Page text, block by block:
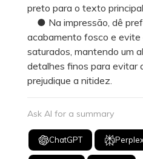
preto para o texto principal.
● Na impressão, dê
acabamento fosco e
saturados, mantendo um
detalhes finos para evitar
prejudique a nitidez.
Ask AI for a summary
ChatGPT